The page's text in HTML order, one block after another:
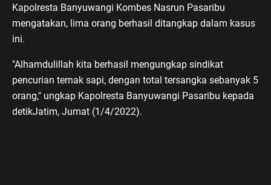
Kapolresta Banyuwangi Kombes Nasrun Pasaribu
mengatakan, lima orang berhasil ditangkap dalam kasus
ini.
"Alhamdulillah kita berhasil mengungkap sindikat
pencurian ternak sapi, dengan total tersangka sebanyak 5
orang," ungkap Kapolresta Banyuwangi Pasaribu kepada
detikJatim, Jumat (1/4/2022).